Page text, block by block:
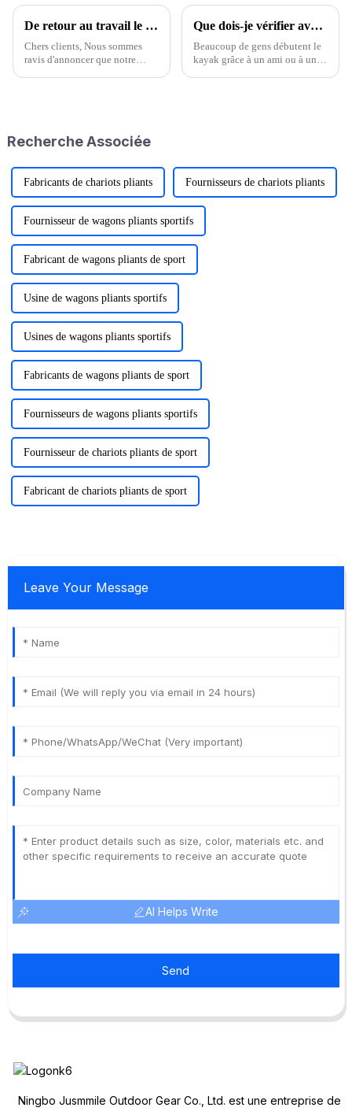
De retour au travail le 20 février 2024 !
Chers clients, Nous sommes
ravis d'annoncer que notre
vacances et…
Que dois-je vérifier avant de louer un kayak
Beaucoup de gens débutent le
kayak grâce à un ami ou à une
Recherche Associée
Fabricants de chariots pliants Fournisseurs de chariots pliants
Fournisseur de wagons pliants sportifs
Fabricant de wagons pliants de sport
Usine de wagons pliants sportifs
Usines de wagons pliants sportifs
Fabricants de wagons pliants de sport
Fournisseurs de wagons pliants sportifs
Fournisseur de chariots pliants de sport
Fabricant de chariots pliants de sport
Leave Your Message
AI Helps Write
Send
Ningbo Jusmmile Outdoor Gear Co., Ltd. est une entreprise de